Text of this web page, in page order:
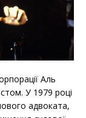
Аль
У 1979 році
адвоката,